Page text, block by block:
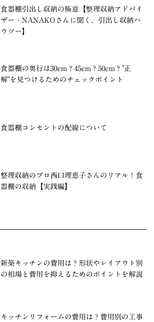
食器棚引出し収納の極意【整理収納アドバイ
ザー・NANAKOさんに聞く、引出し収納ハ
ウツー】
食器棚の奥行は30cm？45cm？50cm？"正
解"を見つけるためのチェックポイント
食器棚コンセントの配線について
整理収納のプロ西口理恵子さんのリアル！食
器棚の収納【実践編】
新築キッチンの費用は？形状やレイアウト別
の相場と費用を抑えるためのポイントを解説
キッチンリフォームの費用は？費用別の工事